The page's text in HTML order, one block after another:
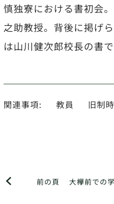
慎独寮における書初会
之助教授。背後に掲げ
は山川健次郎校長の書で
関連事項: 教員 旧制
前の頁 大欅前での